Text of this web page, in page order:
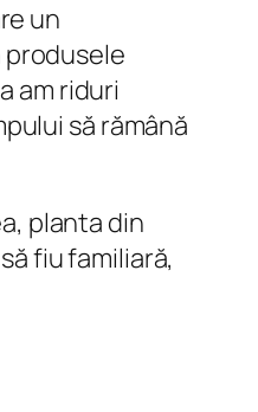
un
produsele
am riduri
să rămână
, planta din
fiu familiară,